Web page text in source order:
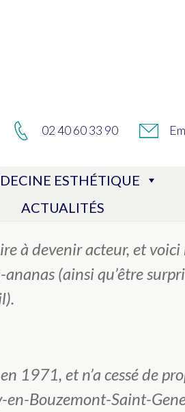
02 40 60 33 90
ESTHÉTIQUE
ACTUALITÉS
par une page « À propos
à devenir acteur, et
(ainsi qu’être
1971, et n’a cessé de
en-Bouzemont-Saint-